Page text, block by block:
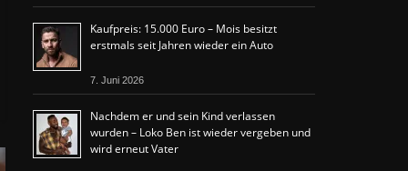
Kaufpreis: 15.000 Euro – Mois besitzt
erstmals seit Jahren wieder ein Auto
7. Juni 2026
Nachdem er und sein Kind verlassen
wurden – Loko Ben ist wieder vergeben und
wird erneut Vater